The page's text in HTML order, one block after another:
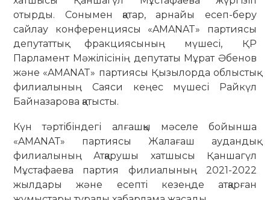
отырды. Сонымен қатар, арнайы есеп-беру
сайлау конференциясы «AMANAT» партиясы
депутаттық фракциясының мүшесі, ҚР
Парламент Мәжілісінің депутаты Мұрат Әбенов
және «AMANAT» партиясы Қызылорда облыстық
филиалының Саяси кеңес мүшесі Райкүл
Байназарова қатысты.
Күн тәртібіндегі алғашқы мәселе бойынша
«AMANAТ» партиясы Жалағаш аудандық
филиалының Атқарушы хатшысы Қаншагүл
Мұстафаева партия филиалының 2021-2022
жылдары және есепті кезеңде атқарған